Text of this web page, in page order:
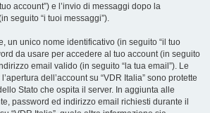
account”) e l’invio di messaggi dopo la
seguito “i tuoi messaggi”).
un unico nome identificativo (in seguito “il tuo
da usare per accedere al tuo account (in seguito
email valido (in seguito “la tua email”). Le
dell’account su “VDR Italia” sono protette
Stato che ospita il server. In aggiunta alle
password ed indirizzo email richiesti durante il